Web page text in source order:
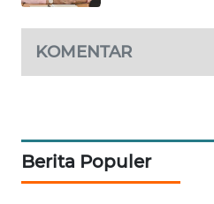
KOMENTAR
Berita Populer
NET
PLN
MKLI